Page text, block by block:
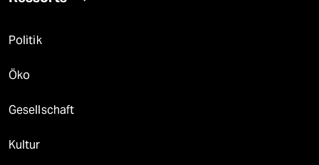
Politik
Öko
Gesellschaft
Kultur